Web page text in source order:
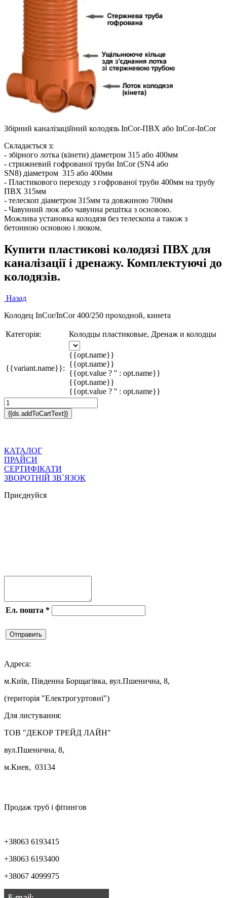
Збірний каналізаційний колодязь InCor-ПВХ або InCor-InCor
Складається з:
- збірного лотка (кінети) діаметром 315 або 400мм
- стрижневий гофрованої труби InCor (SN4 або
SN8) діаметром 315 або 400мм
- Пластикового переходу з гофрованої труби 400мм на трубу
ПВХ 315мм
- телескоп діаметром 315мм та довжиною 700мм
- Чавунний люк або чавунна решітка з основою.
Можлива установка колодязя без телескопа а також з
бетонною основою і люком.
Купити пластикові колодязі ПВХ для
каналізації і дренажу. Комплектуючі до
колодязів.
Назад
Колодец InCor/InCor 400/250 проходной, кинета
Категорія: Колодцы пластиковые, Дренаж и колодцы
{{variant.name}}:
{{opt.name}}
{{opt.name}}
{{opt.value ? '' : opt.name}}
{{opt.name}}
{{opt.value ? '' : opt.name}}
{{ds.addToCartText}}
КАТАЛОГ
ПРАЙСИ
СЕРТИФІКАТИ
ЗВОРОТНІЙ ЗВ`ЯЗОК
Приєднуйся
Ел. пошта *
Отправить
Адреса:
м.Київ, Південна Борщагівка, вул.Пшенична, 8,
(територія "Електрогуртовні")
Для листування:
ТОВ "ДЕКОР ТРЕЙД ЛАЙН"
вул.Пшенична, 8,
м.Киев, 03134
Продаж труб і фітингов
+38063 6193415
+38063 6193400
+38067 4099975